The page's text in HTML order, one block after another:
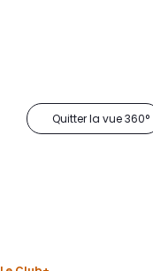
Quitter la vue 360°